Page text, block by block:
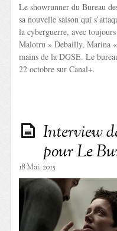
Le showrunner du Bureau
sa nouvelle saison qui
la cyberguerre, avec
Malotru » Debailly, Marina
mains de la DGSE. Le
22 octobre sur Canal+.
Interview
pour Le
18 Mai. 2015